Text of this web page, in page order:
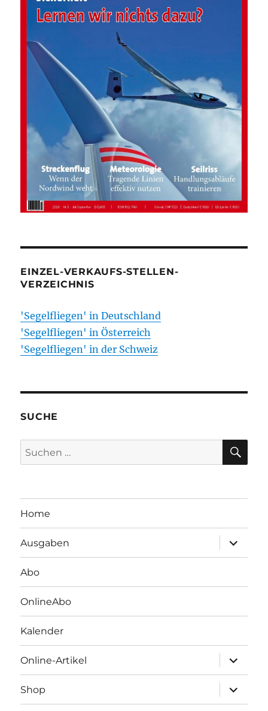
EINZEL-VERKAUFS-STELLEN-
VERZEICHNIS
'Segelfliegen' in Deutschland
'Segelfliegen' in Österreich
'Segelfliegen' in der Schweiz
SUCHE
Suchen
nach:
Home
Ausgaben
öffnen
Abo
OnlineAbo
Kalender
Online-Artikel
öffnen
Shop
öffnen